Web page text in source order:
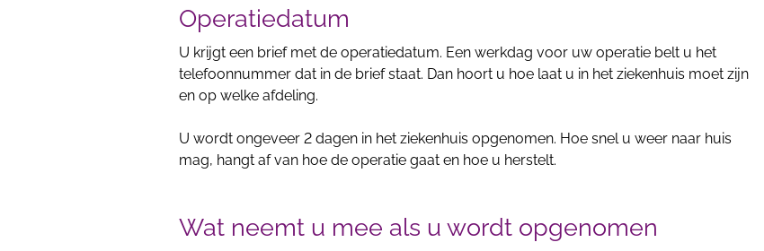
Operatiedatum
U krijgt een brief met de operatiedatum. Een werkdag voor uw operatie belt u het
telefoonnummer dat in de brief staat. Dan hoort u hoe laat u in het ziekenhuis moet zijn
en op welke afdeling.
U wordt ongeveer 2 dagen in het ziekenhuis opgenomen. Hoe snel u weer naar huis
mag, hangt af van hoe de operatie gaat en hoe u herstelt.
Wat neemt u mee als u wordt opgenomen